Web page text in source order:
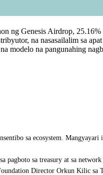
ng Genesis Airdrop,
na nasasailalim sa
modelo na pangunahing
sa ecosystem.
pagboto sa treasury at sa network
Director Orkun Kilic sa